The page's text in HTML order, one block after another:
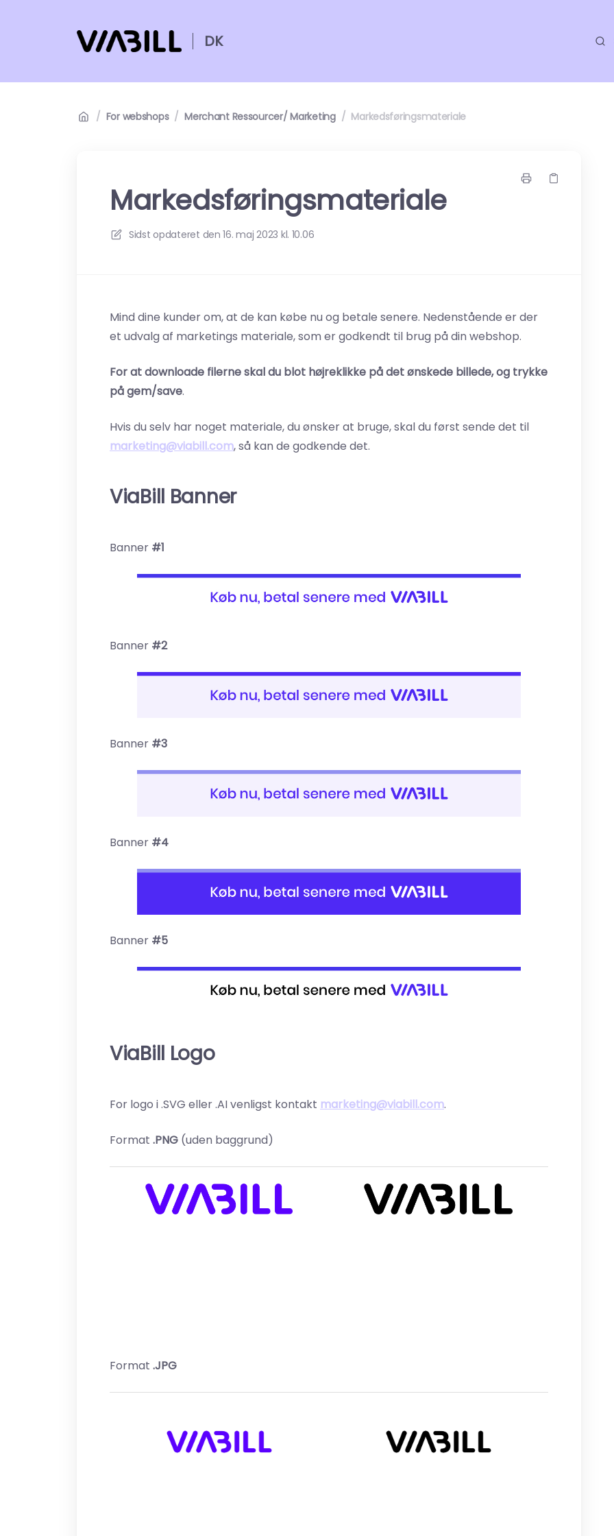
DK
/ For webshops / Merchant Ressourcer/ Marketing / Markedsføringsmateriale
Markedsføringsmateriale
Sidst opdateret den 16. maj 2023 kl. 10.06
Mind dine kunder om, at de kan købe nu og betale senere. Nedenstående er der
et udvalg af marketings materiale, som er godkendt til brug på din webshop.
For at downloade filerne skal du blot højreklikke på det ønskede billede, og trykke
på gem/save.
Hvis du selv har noget materiale, du ønsker at bruge, skal du først sende det til
marketing@viabill.com, så kan de godkende det.
ViaBill Banner
Banner #1
Banner #2
Banner #3
Banner #4
Banner #5
ViaBill Logo
For logo i .SVG eller .AI venligst kontakt marketing@viabill.com.
Format .PNG (uden baggrund)
Format .JPG